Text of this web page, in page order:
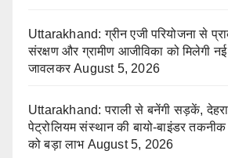
Uttarakhand: ग्रीन एजी परियोजना से
संरक्षण और ग्रामीण आजीविका को मिलेगी
जावलकर August 5, 2026
Uttarakhand: पराली से बनेंगी सड़कें,
पेट्रोलियम संस्थान की बायो-बाइंडर तकनीक
को बड़ा लाभ August 5, 2026